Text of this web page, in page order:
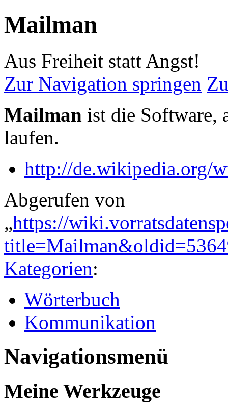
Mailman
Aus Freiheit statt Angst!
Zur Navigation springen
Mailman ist die Software,
laufen.
http://de.wikipedia.org/
Abgerufen von
„https://
Kategorien:
Wörterbuch
Kommunikation
Navigationsmenü
Meine Werkzeuge